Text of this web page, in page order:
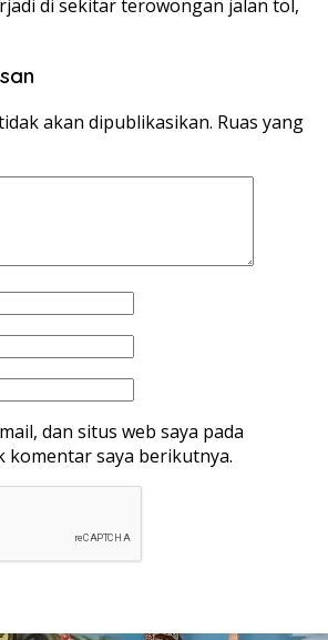
di sekitar terowongan jalan tol,
akan dipublikasikan. Ruas yang
dan situs web saya pada
komentar saya berikutnya.